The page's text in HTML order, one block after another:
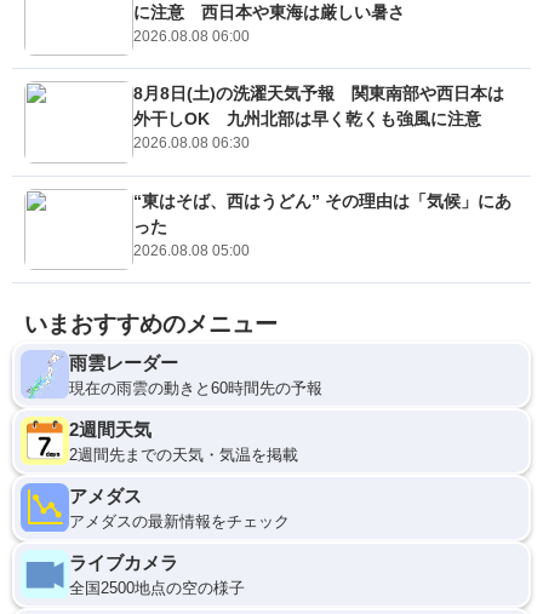
に注意 西日本や東海は厳しい暑さ
2026.08.08 06:00
8月8日(土)の洗濯天気予報 関東南部や西日本は
外干しOK 九州北部は早く乾くも強風に注意
2026.08.08 06:30
“東はそば、西はうどん” その理由は「気候」にあ
った
2026.08.08 05:00
いまおすすめのメニュー
雨雲レーダー
現在の雨雲の動きと60時間先の予報
2週間天気
2週間先までの天気・気温を掲載
アメダス
アメダスの最新情報をチェック
ライブカメラ
全国2500地点の空の様子